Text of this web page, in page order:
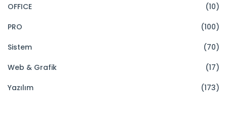
OFFICE
(10)
PRO
(100)
Sistem
(70)
Web & Grafik
(17)
Yazılım
(173)